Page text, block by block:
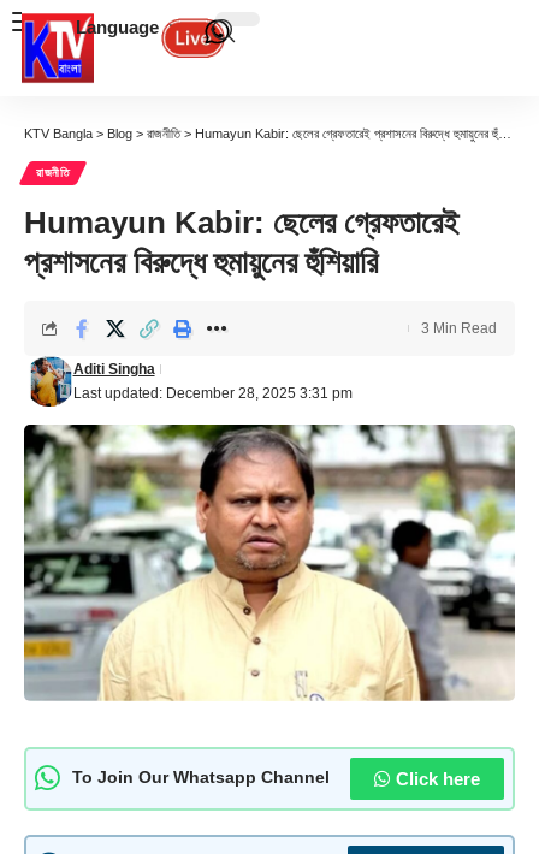
Language
KTV Bangla > Blog > রাজনীতি> Humayun Kabir: ছেলের গ্রেফতারেই প্রশাসনের বিরুদ্ধে হুমায়ুনের হুঁশিয়ারি
রাজনীতি
Humayun Kabir: ছেলের গ্রেফতারেই
প্রশাসনের বিরুদ্ধে হুমায়ুনের হুঁশিয়ারি
Last updated: December 28, 2025 3:31 pm
Aditi Singha
3 Min Read
To Join Our Whatsapp Channel Click here